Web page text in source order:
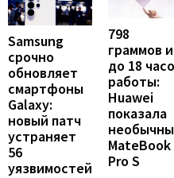
Samsung
срочно
обновляет
смартфоны
Galaxy:
новый патч
устраняет
56
уязвимостей
798
граммов и
до 18
работы:
Huawei
показала
MateBook
Pro S